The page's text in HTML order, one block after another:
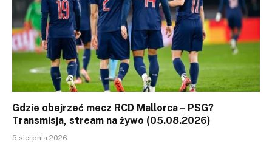
Gdzie obejrzeć mecz RCD Mallorca – PSG?
Transmisja, stream na żywo (05.08.2026)
5 sierpnia 2026